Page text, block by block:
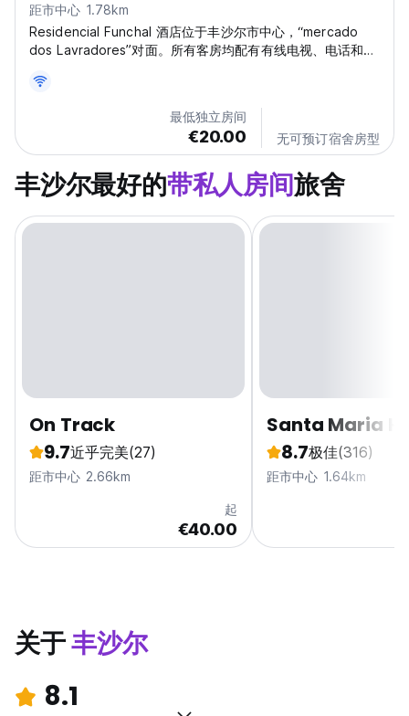
距市中心 1.78km
Residencial Funchal 酒店位于丰沙尔市中心，“mercado
dos Lavradores”对面。所有客房均配有有线电视、电话和带
最低独立房间
€20.00 无可预订宿舍房型
丰沙尔最好的带私人房间旅舍
On Track
9.7近乎完美(27)
距市中心 2.66km
起
€40.00
Santa Maria
8.7极佳(316)
距市中心 1.64km
关于丰沙尔
8.1